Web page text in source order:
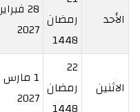
الأحد
رمضان
1448
28 فبراير
2027
الاثنين
22
رمضان
1 مارس
2027